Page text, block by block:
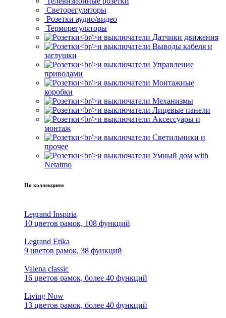
Светорегуляторы
Розетки аудио/видео
Терморегуляторы
Датчики движения
Выводы кабеля и
заглушки
Управление
приводами
Монтажные
коробки
Механизмы
Лицевые панели
Аксессуары и
монтаж
Светильники и
прочее
Умный дом with
Netatmo
По коллекциям
Legrand Inspiria
10 цветов рамок, 108 функций
Legrand Etika
9 цветов рамок, 38 функций
Valena classic
16 цветов рамок, более 40 функций
Living Now
13 цветов рамок, более 40 функций